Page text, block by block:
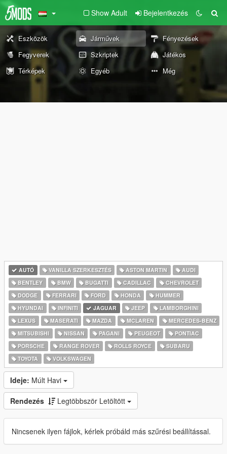
Show Adult Bejelentkezés
Eszközök Járművek
Fényezések
Fegyverek
Szkriptek
Játékos
Térképek
Egyéb Még
AUTÓ VANILLA SZERKESZTÉS ASTON MARTIN
AUDI
BENTLEY
BMW BUGATTI CADILLAC
CHEVROLET
DODGE
FERRARI FORD HONDA
HUMMER
HYUNDAI
INFINITI JAGUAR JEEP
LAMBORGHINI
LEXUS
MASERATI MAZDA MCLAREN
MERCEDES-BENZ
MITSUBISHI
NISSAN PAGANI PEUGEOT
PONTIAC
PORSCHE
RANGE ROVER ROLLS ROYCE
SUBARU
TOYOTA
VOLKSWAGEN
Ideje: Múlt Havi
Rendezés Legtöbbször Letöltött
Nincsenek ilyen fájlok, kérlek próbáld más szűrési beállítással.